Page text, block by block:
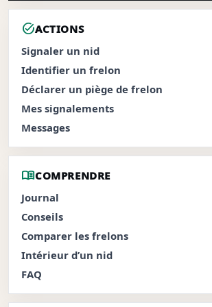
task_altACTIONS
Signaler un nid
Identifier un frelon
Déclarer un piège de frelon
Mes signalements
Messages
menu_bookCOMPRENDRE
Journal
Conseils
Comparer les frelons
Intérieur d’un nid
FAQ